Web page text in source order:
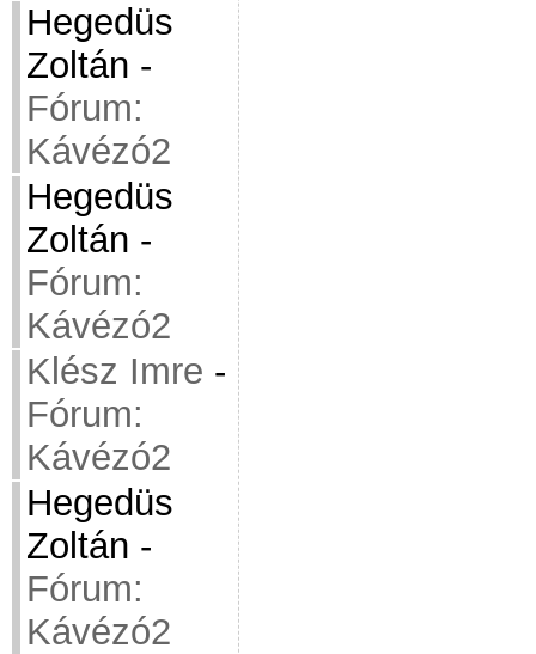
Hegedüs
Zoltán -
Fórum:
Kávézó2
Hegedüs
Zoltán -
Fórum:
Kávézó2
Klész Imre -
Fórum:
Kávézó2
Hegedüs
Zoltán -
Fórum:
Kávézó2